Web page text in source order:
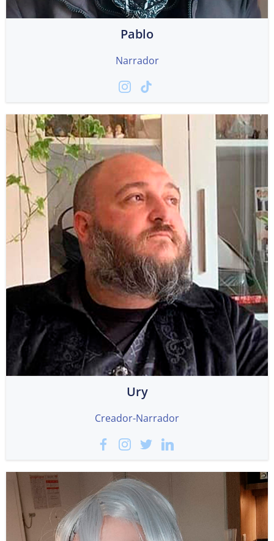
Pablo
Narrador
Ury
Creador-Narrador